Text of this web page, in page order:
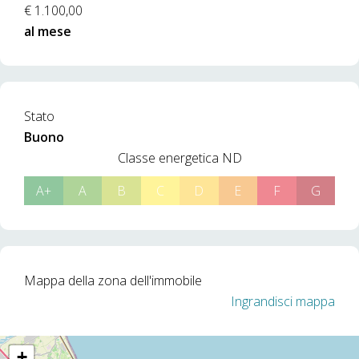
€ 1.100,00
al mese
Stato
Buono
Classe energetica ND
A+
A B C D E F G
Mappa della zona dell'immobile
Ingrandisci mappa